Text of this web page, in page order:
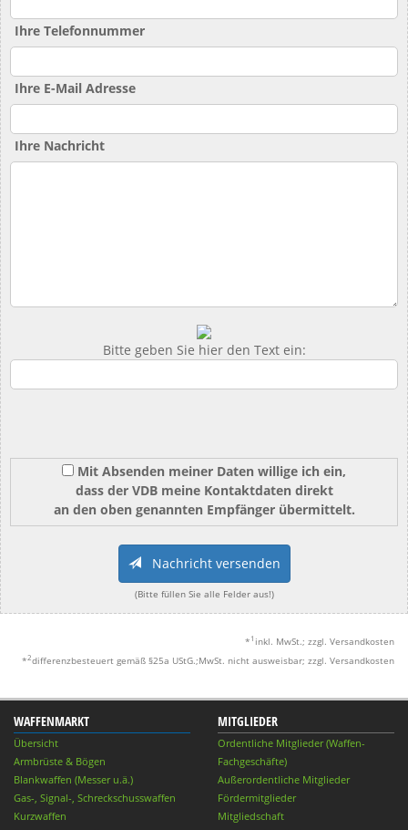
Ihre Telefonnummer
Ihre E-Mail Adresse
Ihre Nachricht
Bitte geben Sie hier den Text ein:
Mit Absenden meiner Daten willige ich ein,
dass der VDB meine Kontaktdaten direkt
an den oben genannten Empfänger übermittelt.
Nachricht versenden
(Bitte füllen Sie alle Felder aus!)
* 1 inkl. MwSt.; zzgl. Versandkosten
*2differenzbesteuert gemäß §25a UStG.;MwSt. nicht ausweisbar; zzgl. Versandkosten
WAFFENMARKT
Übersicht
Armbrüste & Bögen
Blankwaffen (Messer u.ä.)
Gas-, Signal-, Schreckschusswaffen
Kurzwaffen
MITGLIEDER
Ordentliche Mitglieder (Waffen-
Fachgeschäfte)
Außerordentliche Mitglieder
Fördermitglieder
Mitgliedschaft